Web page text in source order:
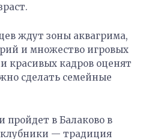
ждут зоны аквагрима,
и множество игровых
красивых кадров оценят
сделать семейные
пройдет в Балаково в
клубники — традиция